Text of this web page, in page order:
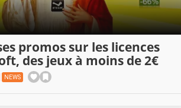
promos sur les licences
des jeux à moins de 2€
NEWS